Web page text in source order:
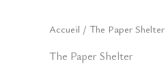
Accueil / The Paper Shelter
The Paper Shelter